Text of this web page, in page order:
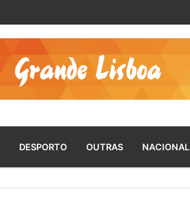
DESPORTO OUTRAS NACIONAL